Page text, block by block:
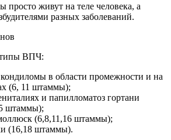
живут на теле человека, а
разных заболеваний.
типы ВПЧ:
в области промежности и на
(6, 11 штаммы);
и папилломатоз гортани
штаммы);
(6,8,11,16 штаммы);
(16,18 штаммы).